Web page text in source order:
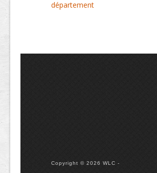
département
Copyright © 2026 WLC -